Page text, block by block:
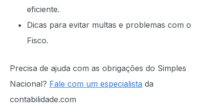
eficiente.
Dicas para evitar multas e problemas com o
Fisco.
Precisa de ajuda com as obrigações do Simples
Nacional? Fale com um especialista da
contabilidade.com